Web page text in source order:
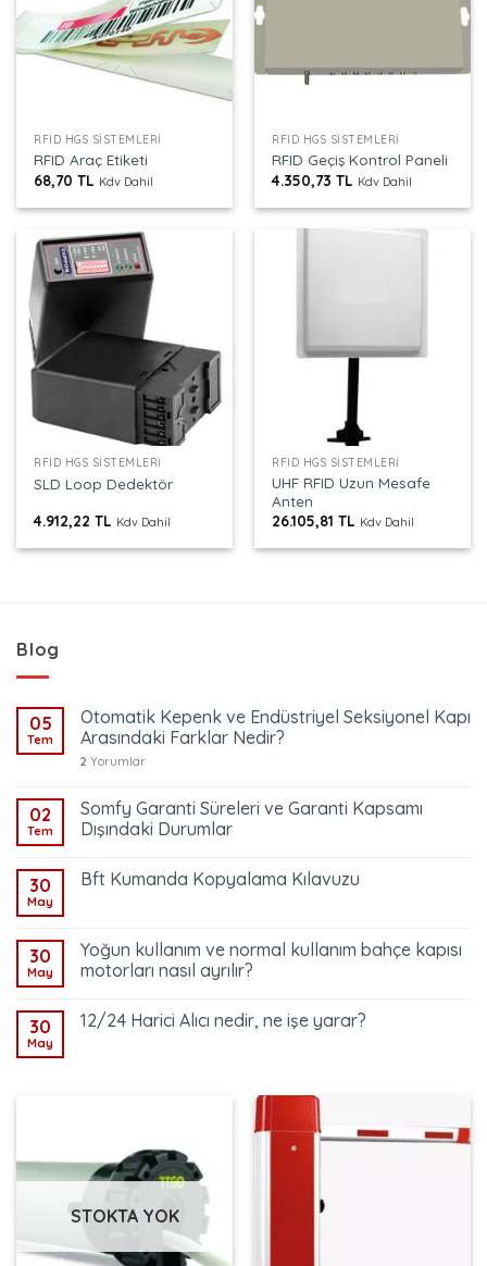
RFID HGS SISTEMLERI
RFID Araç Etiketi
68,70TL Kdv Dahil
RFID HGS SISTEMLERI
RFID Geçiş Kontrol Paneli
4.350,73TL Kdv Dahil
RFID HGS SISTEMLERI
SLD Loop Dedektör
4.912,22TL Kdv Dahil
RFID HGS SISTEMLERI
UHF RFID Uzun Mesafe
Anten
26.105,81TL Kdv Dahil
Blog
05
Tem
Otomatik Kepenk ve Endüstriyel Seksiyonel Kapı
Arasındaki Farklar Nedir?
2 Yorumlar
02
Tem
Somfy Garanti Süreleri ve Garanti Kapsamı
Dışındaki Durumlar
30
May
Bft Kumanda Kopyalama Kılavuzu
30
May
Yoğun kullanım ve normal kullanım bahçe kapısı
motorları nasıl ayrılır?
30
May
12/24 Harici Alıcı nedir, ne işe yarar?
STOKTA YOK